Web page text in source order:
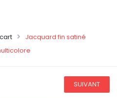
Jacquard fin satiné
SUIVANT